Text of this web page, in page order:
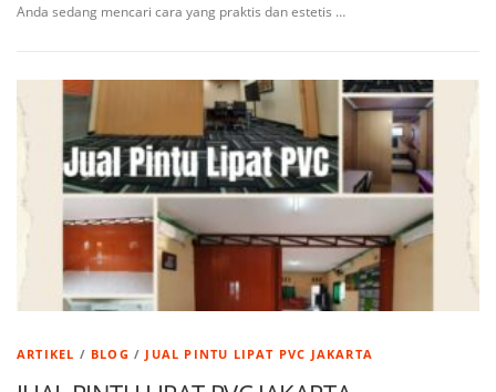
Anda sedang mencari cara yang praktis dan estetis …
ARTIKEL / BLOG / JUAL PINTU LIPAT PVC JAKARTA